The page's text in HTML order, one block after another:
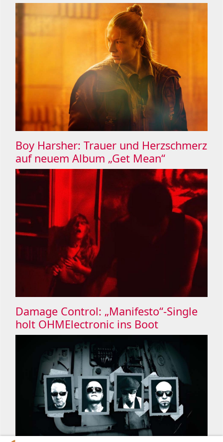
Boy Harsher: Trauer und Herzschmerz
auf neuem Album „Get Mean“
Damage Control: „Manifesto“-Single
holt OHMElectronic ins Boot